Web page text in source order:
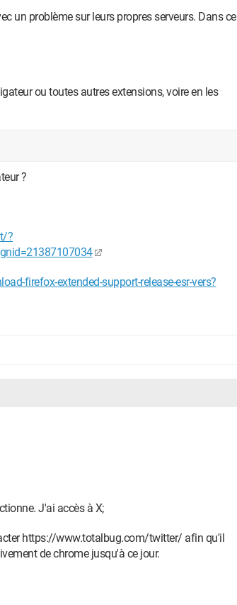
un problème sur leurs propres serveurs. Dans ce
ou toutes autres extensions, voire en les
?
?
firefox-extended-support-release-esr-vers?
J'ai accès à X;
https://www.totalbug.com/twitter/ afin qu'il
de chrome jusqu'à ce jour.